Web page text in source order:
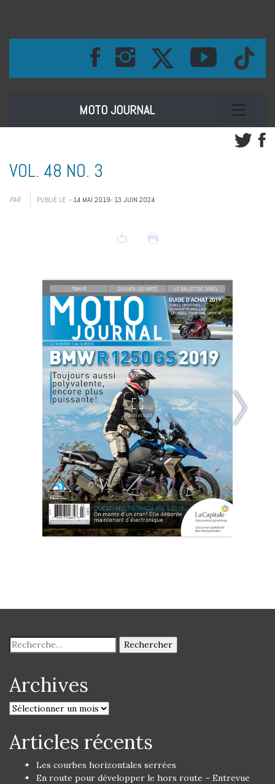
MOTO JOURNAL Toggle
VOL. 48 NO. 3
PAR PUBLIÉ LE - 14 MAI 2019- 13 JUIN 2024
Archives
Articles récents
Les courbes horizontales serrées
En route pour développer le hors route – Entrevue